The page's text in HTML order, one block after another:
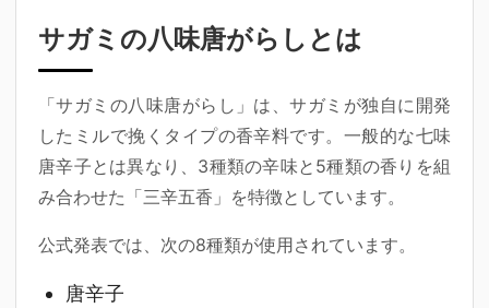
サガミの八味唐がらしとは
「サガミの八味唐がらし」は、サガミが独自に開発
したミルで挽くタイプの香辛料です。一般的な七味
唐辛子とは異なり、 3種類の辛味と5種類の香りを組
み合わせた「三辛五香」 を特徴としています。
公式発表では、次の8種類が使用されています。
唐辛子